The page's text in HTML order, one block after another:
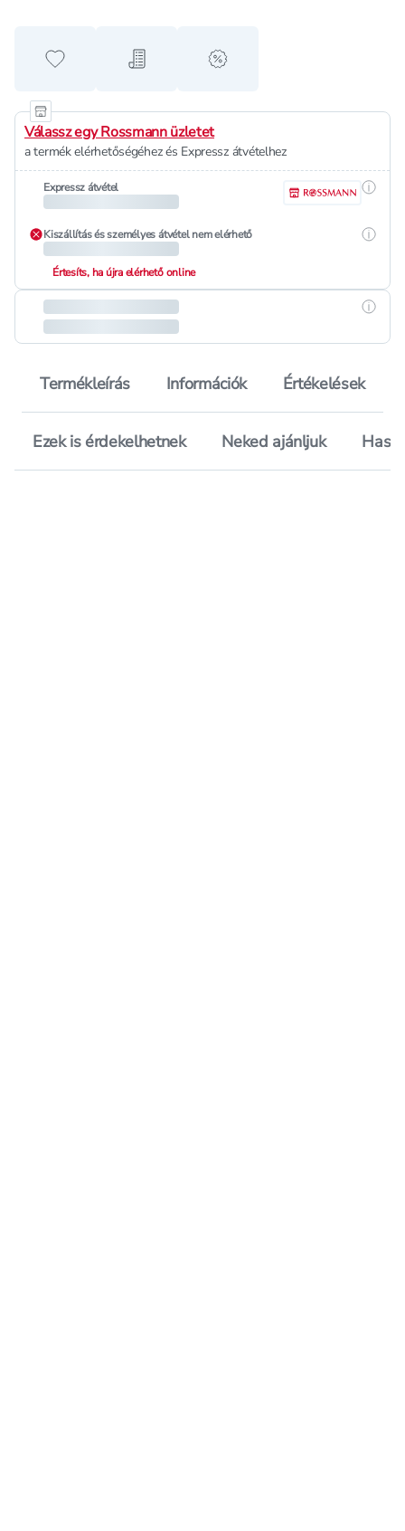
Hozzáadás a kedvencekhez
Hozzáadás a bevásárló listához
alert when on sale
Válassz egy Rossmann üzletet
a termék elérhetőségéhez és Expressz átvételhez
Expressz átvétel
Kiszállítás és személyes átvétel nem elérhető
Értesíts, ha újra elérhető online
Termékleírás Információk Értékelések
Ezek is érdekelhetnek Neked ajánljuk